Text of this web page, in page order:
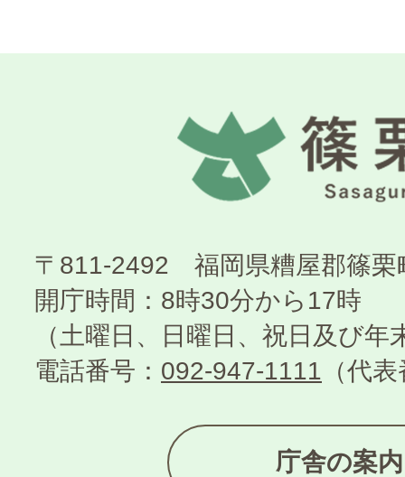
〒811-2492 福岡県糟屋郡篠栗
開庁時間：8時30分から17時
（土曜日、日曜日、祝日及び年
電話番号： 092-947-1111 （代
庁舎の案内